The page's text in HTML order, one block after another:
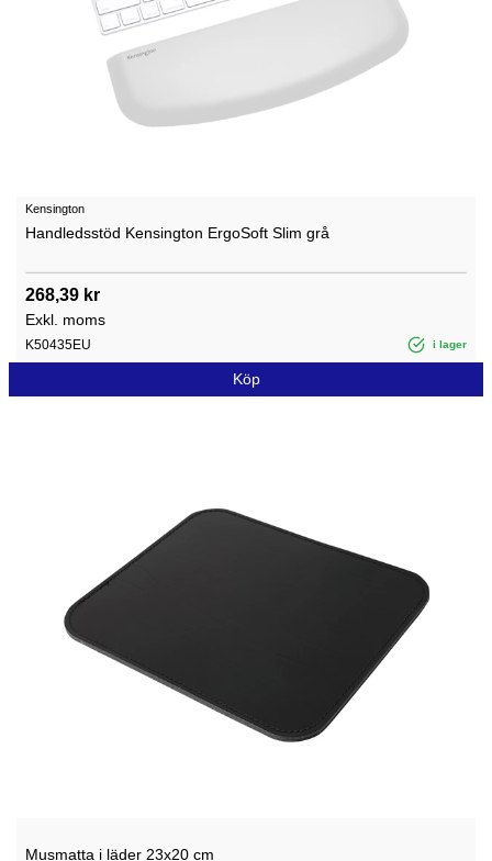
Kensington
Handledsstöd Kensington ErgoSoft Slim grå
268,39 kr
Exkl. moms
K50435EU i lager
Köp
Musmatta i läder 23x20 cm